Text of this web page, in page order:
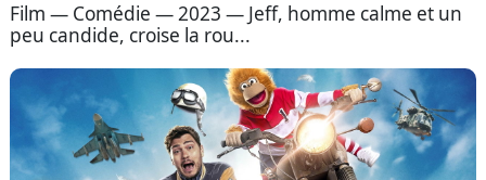
Film — Comédie — 2023 — Jeff, homme calme et un
peu candide, croise la rou...